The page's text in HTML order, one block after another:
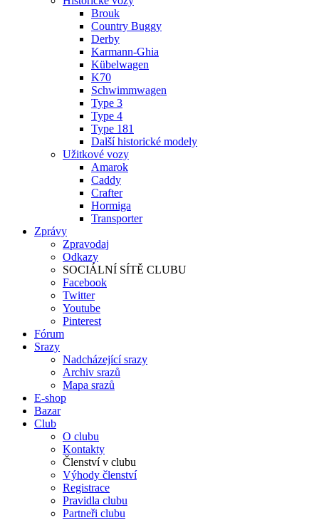
Brouk
Country Buggy
Derby
Karmann-Ghia
Kübelwagen
K70
Schwimmwagen
Type 3
Type 4
Type 181
Další historické modely
Užitkové vozy
Amarok
Caddy
Crafter
Hormiga
Transporter
Zprávy
Zpravodaj
Odkazy
SOCIÁLNÍ SÍTĚ CLUBU
Facebook
Twitter
Youtube
Pinterest
Fórum
Srazy
Nadcházející srazy
Archiv srazů
Mapa srazů
E-shop
Bazar
Club
O clubu
Kontakty
Členství v clubu
Výhody členství
Registrace
Pravidla clubu
Partneři clubu